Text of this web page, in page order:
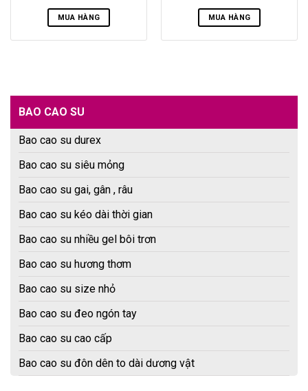
MUA HÀNG MUA HÀNG
BAO CAO SU
Bao cao su durex
Bao cao su siêu mỏng
Bao cao su gai, gân , râu
Bao cao su kéo dài thời gian
Bao cao su nhiều gel bôi trơn
Bao cao su hương thơm
Bao cao su size nhỏ
Bao cao su đeo ngón tay
Bao cao su cao cấp
Bao cao su đôn dên to dài dương vật